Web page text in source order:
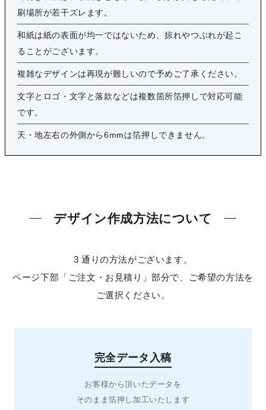
刷場所が若干ズレます。
和紙は紙の表面が均一ではないため、掠れやつぶれが起こ
ることがございます。
複雑なデザインは再現が難しいので予めご了承ください。
文字とロゴ・文字と落款などは複数箇所箔押しで対応可能
です。
天・地左右の外側から6mmは箔押しできません。